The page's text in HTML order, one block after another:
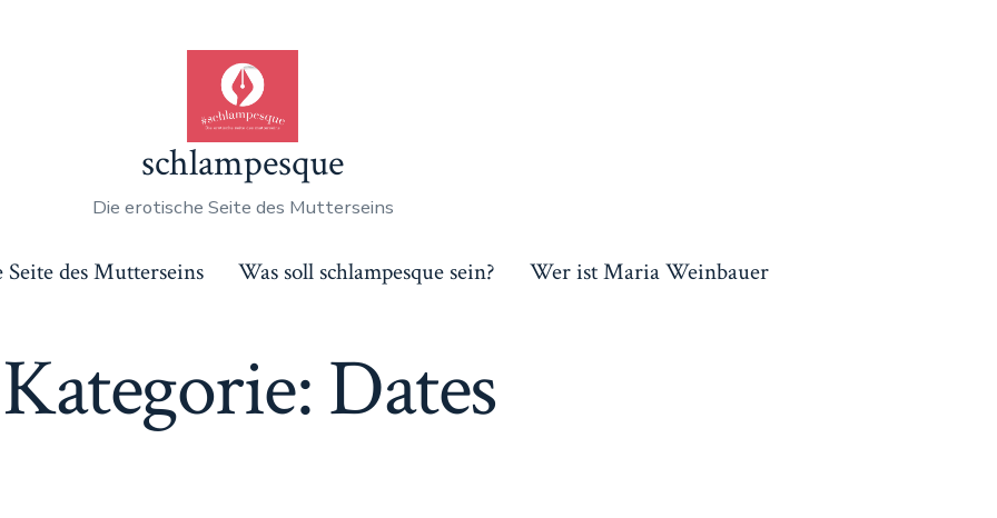
schlampesque
Die erotische Seite des Mutterseins
des Mutterseins Was soll schlampesque sein? Wer ist Maria Weinbauer
Kategorie:Dates